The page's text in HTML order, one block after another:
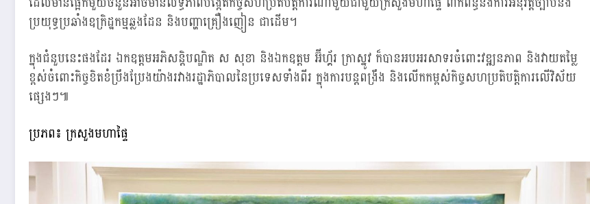
ប្រយុទ្ធប្រឆាំងឧក្រិដ្ឋកម្មឆ្លងដែន និងបញ្ហាគ្រឿងញៀន ជាដើម។
ក្នុងជំនួបនេះផងដែរ ឯកឧត្តមអភិសន្តិបណ្ឌិត ស សុខា និងឯកឧត្ដម អ៊ីហ្គ័រ ក្រាស្នូវ ក៏បានអបអរសាទរចំពោះវឌ្ឍនភាព និងវាយតម្លៃ
ខ្ពស់ចំពោះកិច្ចខិតខំប្រឹងប្រែងយ៉ាងរវាងរដ្ឋាភិបាលនៃប្រទេសទាំងពីរ ក្នុងការបន្តពង្រឹង និងលើកកម្ពស់កិច្ចសហប្រតិបត្តិការលើវិស័យ
ផ្សេងៗ៕
ប្រភព៖ ក្រសួងមហាផ្ទៃ